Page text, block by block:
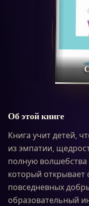
Об этой книге
Книга учит детей,
из эмпатии,
полную волшебства
который открывает
повседневных
образовательный